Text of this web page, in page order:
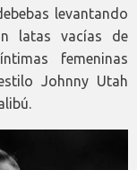
levantando
latas vacías de
femeninas
Johnny Utah